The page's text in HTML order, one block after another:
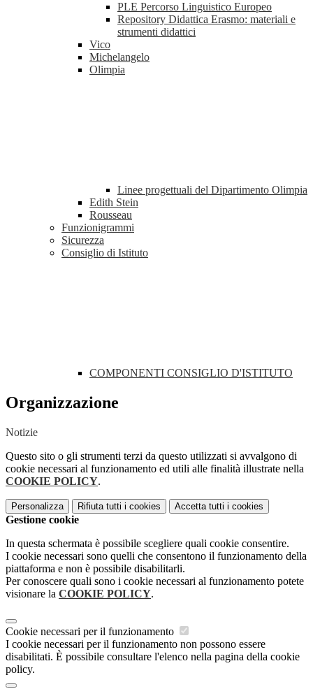
PLE Percorso Linguistico Europeo
Repository Didattica Erasmo: materiali e
strumenti didattici
Vico
Michelangelo
Olimpia
Linee progettuali del Dipartimento Olimpia
Edith Stein
Rousseau
Funzionigrammi
Sicurezza
Consiglio di Istituto
COMPONENTI CONSIGLIO D'ISTITUTO
Organizzazione
Notizie
Questo sito o gli strumenti terzi da questo utilizzati si avvalgono di
cookie necessari al funzionamento ed utili alle finalità illustrate nella
COOKIE POLICY.
Personalizza Rifiuta tutti i cookies Accetta tutti i cookies
Gestione cookie
In questa schermata è possibile scegliere quali cookie consentire.
I cookie necessari sono quelli che consentono il funzionamento della
piattaforma e non è possibile disabilitarli.
Per conoscere quali sono i cookie necessari al funzionamento potete
visionare la COOKIE POLICY.
Cookie necessari per il funzionamento
I cookie necessari per il funzionamento non possono essere
disabilitati. È possibile consultare l'elenco nella pagina della cookie
policy.